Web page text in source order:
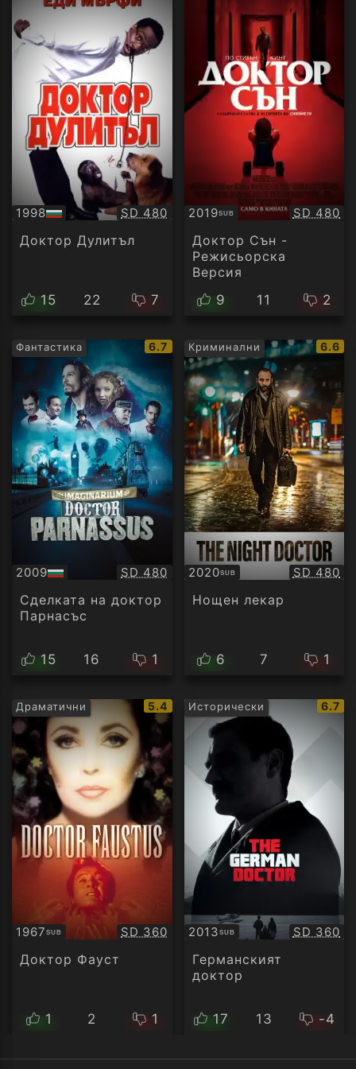
1998
БГ
аудио
Качество:
SD 480
Доктор Дулитъл
15 22 7
2019SUB
Субтитри SD 480
Доктор Сън -
Режисьорска
Версия
9
11 2
Фантастика
IMDb
рейтинг:
6.7
2009
БГ
аудио
Качество:
SD 480
Сделката на доктор
Парнасъс
15 16 1
Криминални
IMDb
6.6
2020SUB
Субтитри SD 480
Нощен лекар
6 7 1
Драматични
IMDb
рейтинг:
5.4
1967SUB
Субтитри Качество:
SD 360
Доктор Фауст
1 2 1
Исторически
IMDb
6.7
2013SUB
Субтитри SD 360
Германският
доктор
17 13 -4